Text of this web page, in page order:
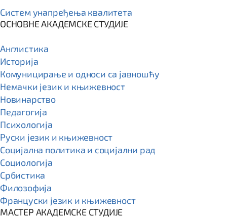
Систем унапређења квалитета
ОСНОВНЕ АКАДЕМСКЕ СТУДИЈЕ
Англистика
Историја
Комуницирање и односи са јавношћу
Немачки језик и књижевност
Новинарство
Педагогија
Психологија
Руски језик и књижевност
Социјална политика и социјални рад
Социологија
Србистика
Филозофија
Француски језик и књижевност
МАСТЕР АКАДЕМСКЕ СТУДИЈЕ